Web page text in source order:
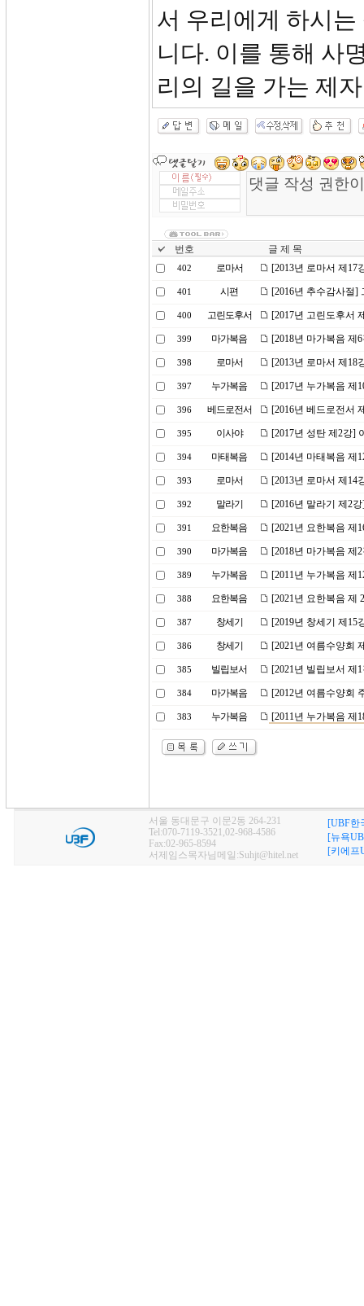
서 우리에게 하시
니다. 이를 통해 사
리의 길을 가는 제
번호 글 제 목
402 로마서 [2013년 로마서 제17
401 시편 [2016년 추수감사절]
400 고린도후서 [2017년 고린도후서
399 마가복음 [2018년 마가복음 제
398 로마서 [2013년 로마서 제18
397 누가복음 [2017년 누가복음 제
396 베드로전서 [2016년 베드로전서
395 이사야 [2017년 성탄 제2강]
394 마태복음 [2014년 마태복음 제
393 로마서 [2013년 로마서 제14
392 말라기 [2016년 말라기 제2
391 요한복음 [2021년 요한복음 제
390 마가복음 [2018년 마가복음 제
389 누가복음 [2011년 누가복음 제
388 요한복음 [2021년 요한복음 제
387 창세기 [2019년 창세기 제15
386 창세기 [2021년 여름수양회
385 빌립보서 [2021년 빌립보서 제
384 마가복음 [2012년 여름수양회
383 누가복음 [2011년 누가복음 제
서울 동대문구 이문2동 264-231
Tel:070-7119-3521,02-968-4586
Fax:02-965-8594
서제임스목자님메일:Suhjt@hitel.net
[UBF한
[뉴욕
[키에프